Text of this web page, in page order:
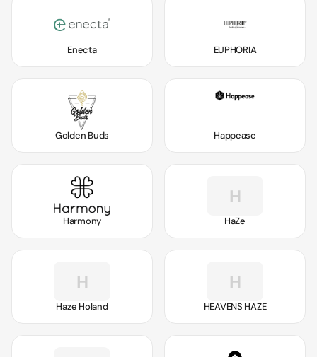
Enecta EUPHORIA
Golden Buds Happease
Harmony
H
HaZe
H
Haze Holand
H
HEAVENS HAZE